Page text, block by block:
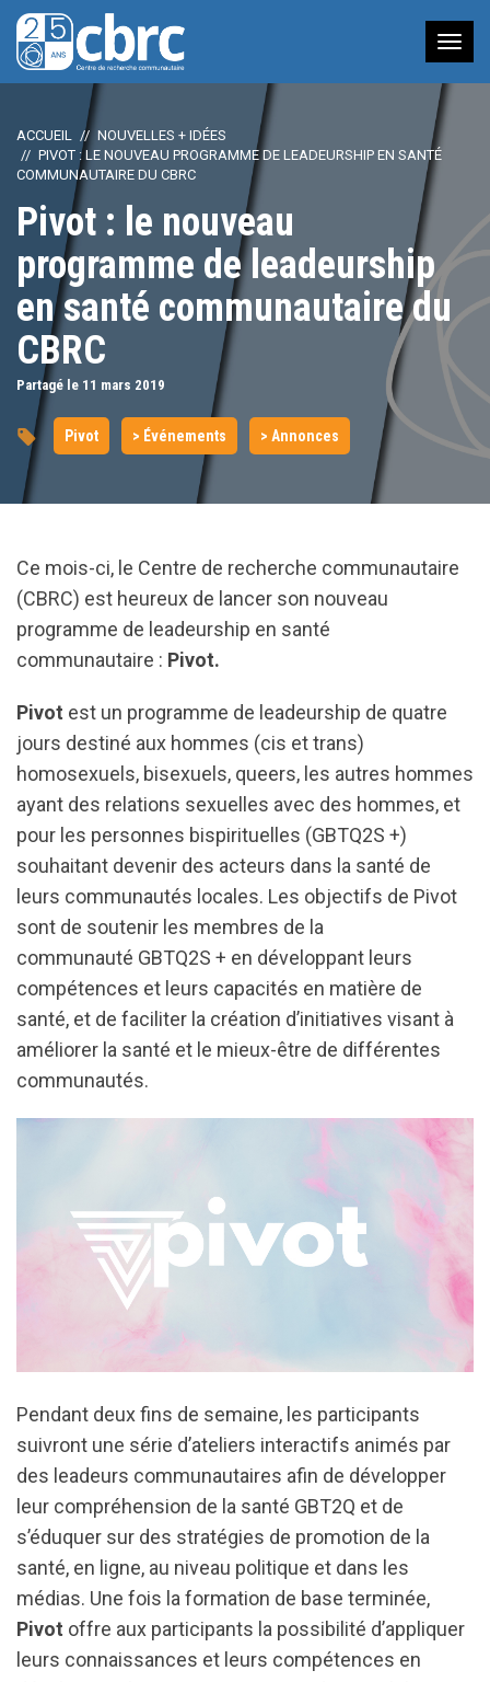
à
ACCUEIL
NOUVELLES + IDÉES
PIVOT : LE NOUVEAU PROGRAMME DE LEADEURSHIP EN SANTÉ
COMMUNAUTAIRE DU CBRC
Pivot : le nouveau
programme de leadeurship
en santé communautaire du
CBRC
Partagé le 11 mars 2019
Pivot > Événements > Annonces
Ce mois-ci, le Centre de recherche communautaire
(CBRC) est heureux de lancer son nouveau
programme de leadeurship en santé
communautaire : Pivot.
Pivot est un programme de leadeurship de quatre
jours destiné aux hommes (cis et trans)
homosexuels, bisexuels, queers, les autres hommes
ayant des relations sexuelles avec des hommes, et
pour les personnes bispirituelles (GBTQ2S +)
souhaitant devenir des acteurs dans la santé de
leurs communautés locales. Les objectifs de Pivot
sont de soutenir les membres de la
communauté GBTQ2S + en développant leurs
compétences et leurs capacités en matière de
santé, et de faciliter la création d’initiatives visant à
améliorer la santé et le mieux-être de différentes
communautés.
Pendant deux fins de semaine, les participants
suivront une série d’ateliers interactifs animés par
des leadeurs communautaires afin de développer
leur compréhension de la santé GBT2Q et de
s’éduquer sur des stratégies de promotion de la
santé, en ligne, au niveau politique et dans les
médias. Une fois la formation de base terminée,
Pivot offre aux participants la possibilité d’appliquer
leurs connaissances et leurs compétences en